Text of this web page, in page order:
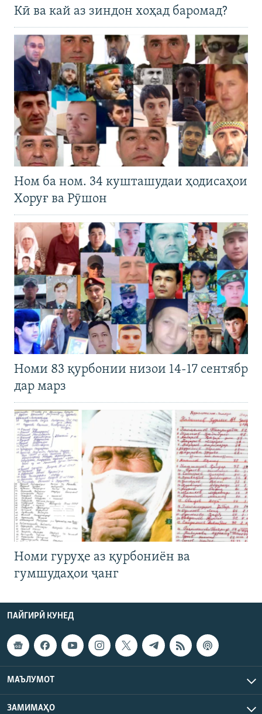
Кӣ ва кай аз зиндон хоҳад баромад?
Ном ба ном. 34 кушташудаи ҳодисаҳои
Хоруғ ва Рӯшон
Номи 83 қурбонии низои 14-17 сентябр
дар марз
Номи гуруҳе аз қурбониён ва
гумшудаҳои ҷанг
ПАЙГИРӢ КУНЕД
МАЪЛУМОТ
ЗАМИМАҲО